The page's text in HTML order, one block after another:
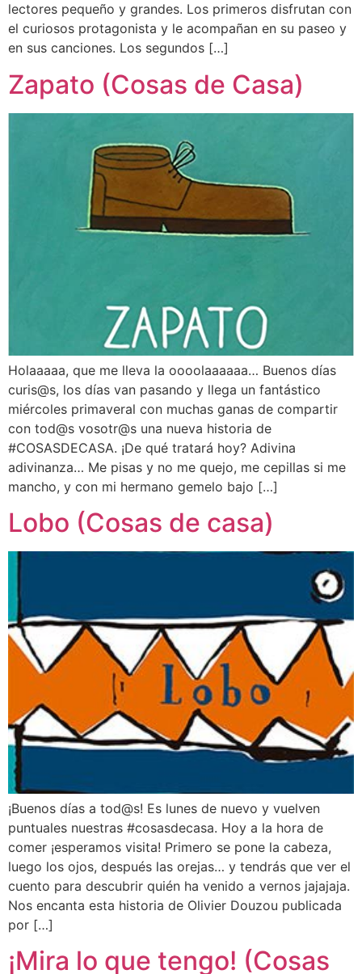
lectores pequeño y grandes. Los primeros disfrutan con
el curiosos protagonista y le acompañan en su paseo y
en sus canciones. Los segundos […]
Zapato (Cosas de Casa)
Holaaaaa, que me lleva la oooolaaaaaa… Buenos días
curis@s, los días van pasando y llega un fantástico
miércoles primaveral con muchas ganas de compartir
con tod@s vosotr@s una nueva historia de
#COSASDECASA. ¡De qué tratará hoy? Adivina
adivinanza… Me pisas y no me quejo, me cepillas si me
mancho, y con mi hermano gemelo bajo […]
Lobo (Cosas de casa)
¡Buenos días a tod@s! Es lunes de nuevo y vuelven
puntuales nuestras #cosasdecasa. Hoy a la hora de
comer ¡esperamos visita! Primero se pone la cabeza,
luego los ojos, después las orejas… y tendrás que ver el
cuento para descubrir quién ha venido a vernos jajajaja.
Nos encanta esta historia de Olivier Douzou publicada
por […]
¡Mira lo que tengo! (Cosas